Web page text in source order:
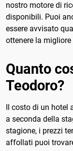
nostro motore di
disponibili. Puoi
essere avvisato
ottenere la
Quanto
Teodoro?
Il costo di un
a seconda della
stagione, i prezzi
affollati puoi